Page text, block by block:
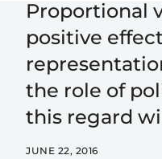
Proportional
positive
the role of
this regard
JUNE 22, 2016